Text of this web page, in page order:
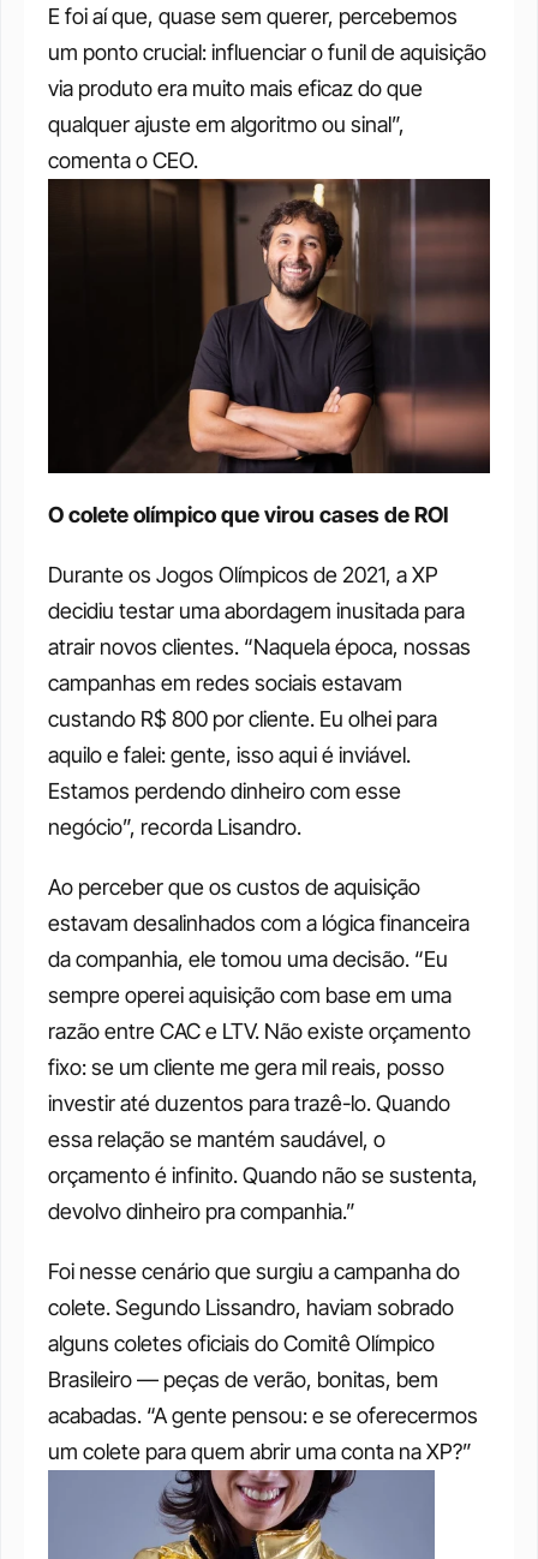
E foi aí que, quase sem querer, percebemos
um ponto crucial: influenciar o funil de aquisição
via produto era muito mais eficaz do que
qualquer ajuste em algoritmo ou sinal”,
comenta o CEO.
O colete olímpico que virou cases de ROI
Durante os Jogos Olímpicos de 2021, a XP
decidiu testar uma abordagem inusitada para
atrair novos clientes. “Naquela época, nossas
campanhas em redes sociais estavam
custando R$ 800 por cliente. Eu olhei para
aquilo e falei: gente, isso aqui é inviável.
Estamos perdendo dinheiro com esse
negócio”, recorda Lisandro.
Ao perceber que os custos de aquisição
estavam desalinhados com a lógica financeira
da companhia, ele tomou uma decisão. “Eu
sempre operei aquisição com base em uma
razão entre CAC e LTV. Não existe orçamento
fixo: se um cliente me gera mil reais, posso
investir até duzentos para trazê-lo. Quando
essa relação se mantém saudável, o
orçamento é infinito. Quando não se sustenta,
devolvo dinheiro pra companhia.”
Foi nesse cenário que surgiu a campanha do
colete. Segundo Lissandro, haviam sobrado
alguns coletes oficiais do Comitê Olímpico
Brasileiro — peças de verão, bonitas, bem
acabadas. “A gente pensou: e se oferecermos
um colete para quem abrir uma conta na XP?”